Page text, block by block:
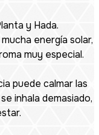
y Hada.
energía solar,
muy especial.
puede calmar las
inhala demasiado,